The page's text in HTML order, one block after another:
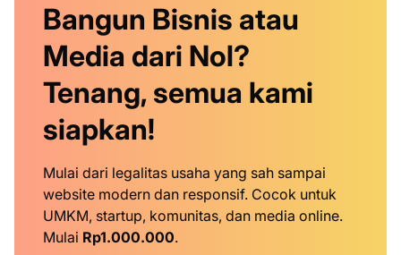
Bangun Bisnis atau
Media dari Nol?
Tenang, semua kami
siapkan!
Mulai dari legalitas usaha yang sah sampai
website modern dan responsif. Cocok untuk
UMKM, startup, komunitas, dan media online.
Mulai Rp1.000.000.